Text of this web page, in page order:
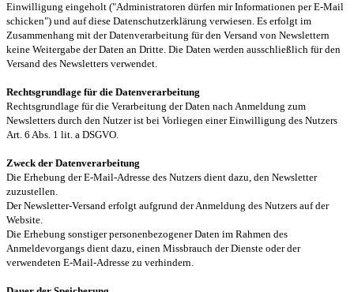
Einwilligung eingeholt ("Administratoren dürfen mir Informationen per E-Mail
schicken") und auf diese Datenschutzerklärung verwiesen. Es erfolgt im
Zusammenhang mit der Datenverarbeitung für den Versand von Newslettern
keine Weitergabe der Daten an Dritte. Die Daten werden ausschließlich für den
Versand des Newsletters verwendet.
Rechtsgrundlage für die Datenverarbeitung
Rechtsgrundlage für die Verarbeitung der Daten nach Anmeldung zum
Newsletters durch den Nutzer ist bei Vorliegen einer Einwilligung des Nutzers
Art. 6 Abs. 1 lit. a DSGVO.
Zweck der Datenverarbeitung
Die Erhebung der E-Mail-Adresse des Nutzers dient dazu, den Newsletter
zuzustellen.
Der Newsletter-Versand erfolgt aufgrund der Anmeldung des Nutzers auf der
Website.
Die Erhebung sonstiger personenbezogener Daten im Rahmen des
Anmeldevorgangs dient dazu, einen Missbrauch der Dienste oder der
verwendeten E-Mail-Adresse zu verhindern.